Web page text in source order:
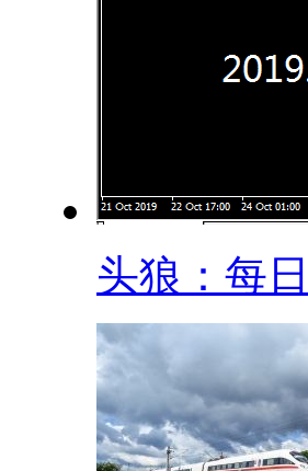
头狼：每